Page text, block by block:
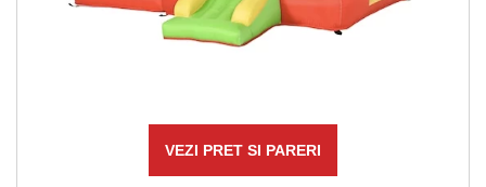
VEZI PRET SI PARERI